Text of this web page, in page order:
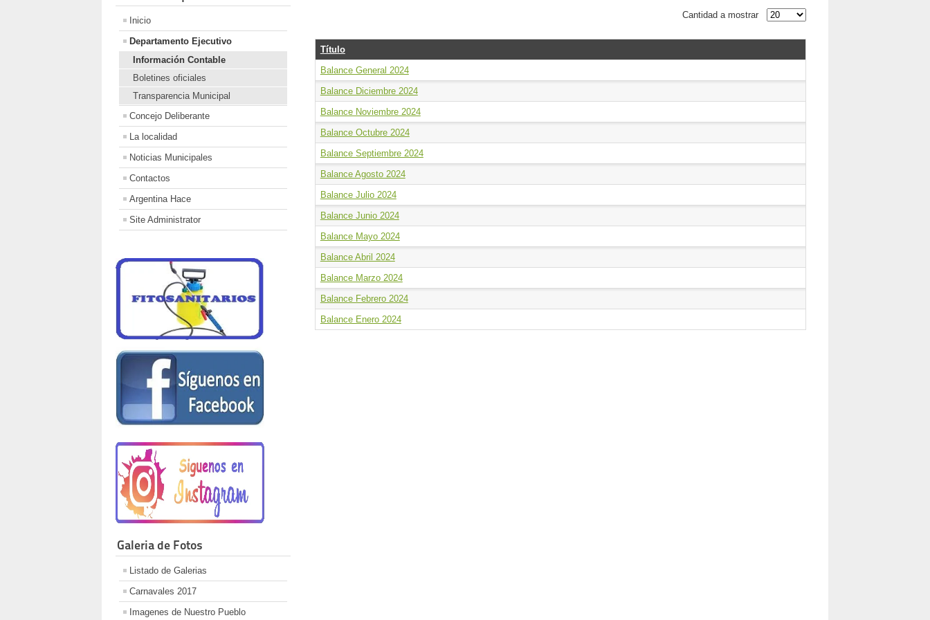
Inicio
Departamento Ejecutivo
Información Contable
Boletines oficiales
Transparencia Municipal
Concejo Deliberante
La localidad
Noticias Municipales
Contactos
Argentina Hace
Site Administrator
Galeria de Fotos
Listado de Galerias
Carnavales 2017
Imagenes de Nuestro Pueblo
Cantidad a mostrar
Título
Balance General 2024
Balance Diciembre 2024
Balance Noviembre 2024
Balance Octubre 2024
Balance Septiembre 2024
Balance Agosto 2024
Balance Julio 2024
Balance Junio 2024
Balance Mayo 2024
Balance Abril 2024
Balance Marzo 2024
Balance Febrero 2024
Balance Enero 2024